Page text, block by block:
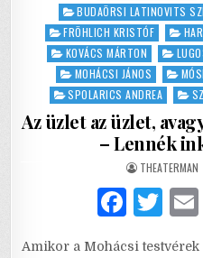
BUDAÖRSI LATINOVITS
FRÖHLICH KRISTÓF
KOVÁCS MÁRTON
MOHÁCSI JÁNOS
SPOLARICS ANDREA
Az üzlet az üzlet,
– Lennék
AUTHOR:
THEATERMAN
F T
Amikor a Mohácsi